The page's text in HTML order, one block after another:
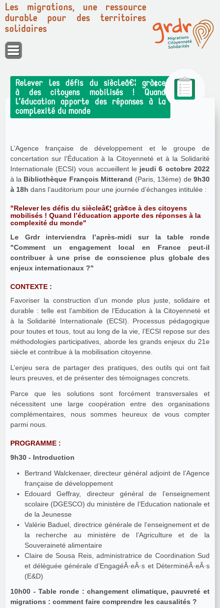
Panneau de gestion des cookies
Les migrations, une ressource
durable pour des territoires
solidaires
Relever les défis du siècleâ€¦ grà¢ce
à des citoyens mobilisés ! Quand
l’éducation apporte des réponses à la
complexité du monde
L’Agence française de développement et le groupe de
concertation sur l’Éducation à la Citoyenneté et à la Solidarité
Internationale (ECSI) vous accueillent le jeudi 6 octobre 2022
à la Bibliothèque François Mitterand (Paris, 13ème) de 9h30
à 18h dans l’auditorium pour une journée d’échanges intitulée :
"Relever les défis du siècleâ€¦ grà¢ce à des citoyens
mobilisés ! Quand l’éducation apporte des réponses à la
complexité du monde"
Le Grdr interviendra l’après-midi sur la table ronde
"Comment un engagement local en France peut-il
contribuer à une prise de conscience plus globale des
enjeux internationaux ?"
CONTEXTE :
Favoriser la construction d’un monde plus juste, solidaire et
durable : telle est l’ambition de l’Education à la Citoyenneté et
à la Solidarité Internationale (ECSI). Processus pédagogique
pour toutes et tous, tout au long de la vie, l’ECSI repose sur des
méthodologies participatives, aborde les grands enjeux du 21e
siècle et contribue à la mobilisation citoyenne.
L’enjeu sera de partager des pratiques, des outils qui ont fait
leurs preuves, et de présenter des témoignages concrets.
Parce que les solutions sont forcément transversales et
nécessitent une large coopération entre des organisations
complémentaires, nous sommes heureux de vous compter
parmi nous.
PROGRAMME :
9h30 - Introduction
Bertrand Walckenaer, directeur général adjoint de l’Agence
française de développement
Edouard Geffray, directeur général de l’enseignement
scolaire (DGESCO) du ministère de l’Education nationale et
de la Jeunesse
Valérie Baduel, directrice générale de l’enseignement et de
la recherche au ministère de l’Agriculture et de la
Souveraineté alimentaire
Claire de Sousa Reis, administratrice de Coordination Sud
et déléguée générale d’EngagéÂ·eÂ·s et DéterminéÂ·eÂ·s
(E&D)
10h00 - Table ronde : changement climatique, pauvreté et
migrations : comment faire comprendre les causalités ?